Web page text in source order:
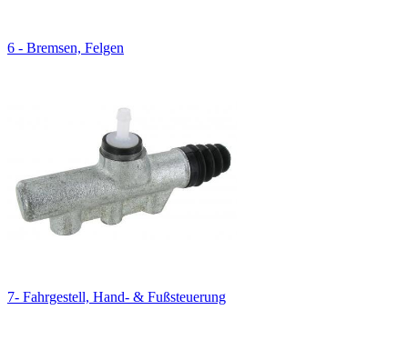
6 - Bremsen, Felgen
7- Fahrgestell, Hand- & Fußsteuerung